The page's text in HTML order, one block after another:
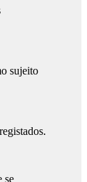
sujeito
se